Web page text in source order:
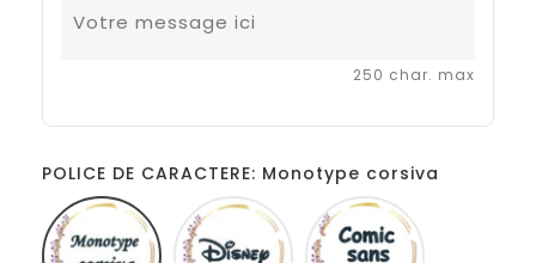
250 char. max
POLICE DE CARACTERE: Monotype corsiva
Monotype
corsiva
Disney